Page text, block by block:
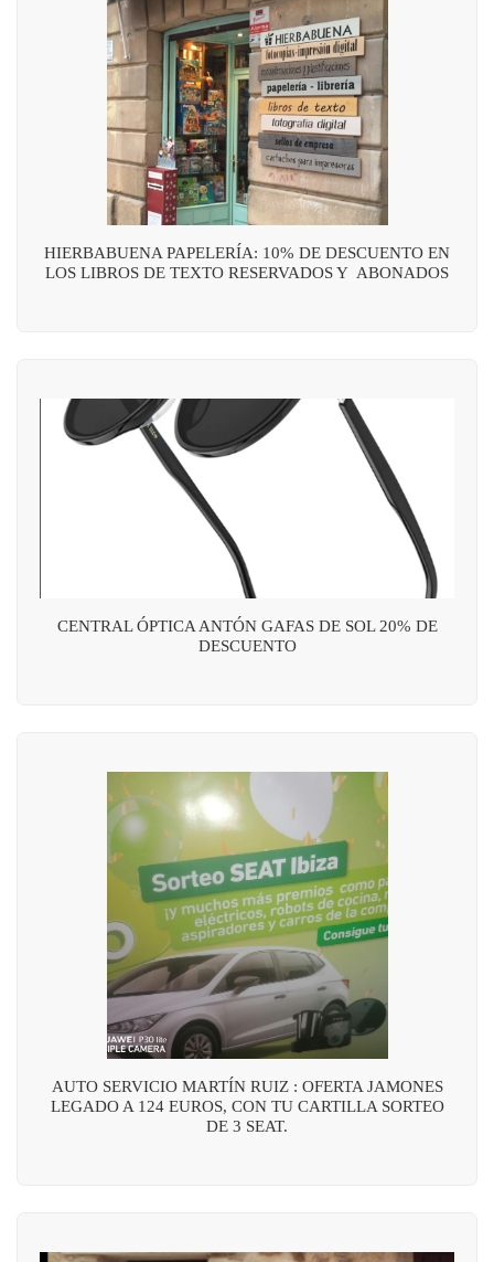
HIERBABUENA PAPELERÍA: 10% DE DESCUENTO EN
LOS LIBROS DE TEXTO RESERVADOS Y ABONADOS
CENTRAL ÓPTICA ANTÓN GAFAS DE SOL 20% DE
DESCUENTO
AUTO SERVICIO MARTÍN RUIZ : OFERTA JAMONES
LEGADO A 124 EUROS, CON TU CARTILLA SORTEO
DE 3 SEAT.